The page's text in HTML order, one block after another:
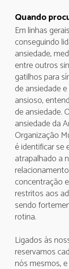
Quando
Em linhas
conseguindo
ansiedade,
entre outros
gatilhos para
de ansiedade
ansioso,
de ansiedade.
ansiedade da
Organização
é identificar se
atrapalhado a
concentração
restritos aos
sendo
rotina.
Ligados às
reservamos
nós mesmos,